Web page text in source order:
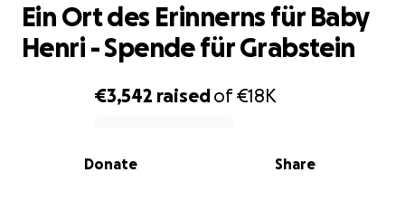
0% complete
€3,542 raisedof€18K
Share
Donate
Ein Ort des Erinnerns für Baby
Henri - Spende für Grabstein